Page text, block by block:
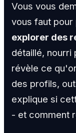
Vous vous
vous faut pour
explorer des
détaillé, nourri
révèle ce
des profils,
explique si
- et comment